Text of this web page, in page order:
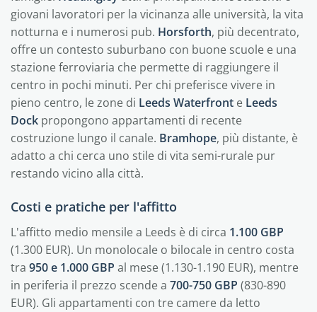
giovani lavoratori per la vicinanza alle università, la vita
notturna e i numerosi pub. Horsforth, più decentrato,
offre un contesto suburbano con buone scuole e una
stazione ferroviaria che permette di raggiungere il
centro in pochi minuti. Per chi preferisce vivere in
pieno centro, le zone di Leeds Waterfront e Leeds
Dock propongono appartamenti di recente
costruzione lungo il canale. Bramhope, più distante, è
adatto a chi cerca uno stile di vita semi-rurale pur
restando vicino alla città.
Costi e pratiche per l'affitto
L'affitto medio mensile a Leeds è di circa 1.100 GBP
(1.300 EUR). Un monolocale o bilocale in centro costa
tra 950 e 1.000 GBP al mese (1.130-1.190 EUR), mentre
in periferia il prezzo scende a 700-750 GBP (830-890
EUR). Gli appartamenti con tre camere da letto